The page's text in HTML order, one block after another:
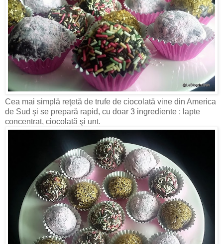
Cea mai simplă reţetă de trufe de ciocolată vine din America
de Sud şi se prepară rapid, cu doar 3 ingrediente : lapte
concentrat, ciocolată şi unt.